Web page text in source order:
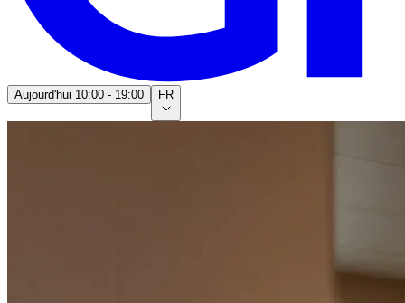
Aujourd'hui 10:00 - 19:00 FR